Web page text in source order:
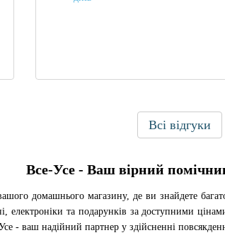
Всі відгуки
Все-Усе - Ваш вірний
домашнього магазину, де ви знайдете
електроніки та подарунків за доступними
- ваш надійний партнер у здійсненні